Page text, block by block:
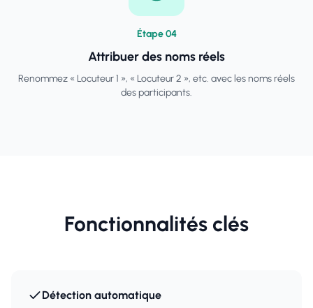
Étape04
Attribuer des noms réels
Renommez « Locuteur 1 », « Locuteur 2 », etc. avec les noms réels
des participants.
Fonctionnalités clés
Détection automatique